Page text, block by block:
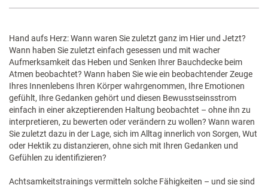
Hand aufs Herz: Wann waren Sie zuletzt ganz im Hier und Jetzt?
Wann haben Sie zuletzt einfach gesessen und mit wacher
Aufmerksamkeit das Heben und Senken Ihrer Bauchdecke beim
Atmen beobachtet? Wann haben Sie wie ein beobachtender Zeuge
Ihres Innenlebens Ihren Körper wahrgenommen, Ihre Emotionen
gefühlt, Ihre Gedanken gehört und diesen Bewusstseinsstrom
einfach in einer akzeptierenden Haltung beobachtet – ohne ihn zu
interpretieren, zu bewerten oder verändern zu wollen? Wann waren
Sie zuletzt dazu in der Lage, sich im Alltag innerlich von Sorgen, Wut
oder Hektik zu distanzieren, ohne sich mit Ihren Gedanken und
Gefühlen zu identifizieren?
Achtsamkeitstrainings vermitteln solche Fähigkeiten – und sie sind